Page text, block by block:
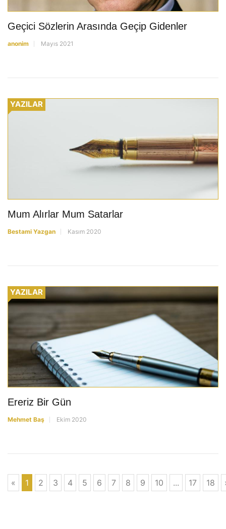
Geçici Sözlerin Arasında Geçip Gidenler
anonim Mayıs 2021
YAZILAR
Mum Alırlar Mum Satarlar
Bestami Yazgan Kasım 2020
YAZILAR
Ereriz Bir Gün
Mehmet Baş Ekim 2020
« 1 2 3 4 5 6 7 8 9 10 ... 17 18